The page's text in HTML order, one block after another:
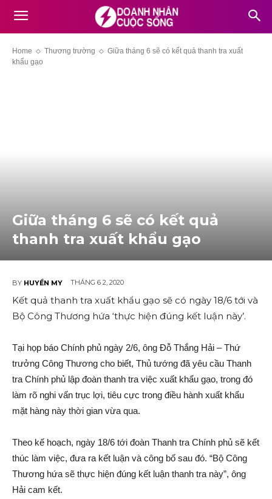
Home Thương trường
Giữa tháng 6 sẽ có kết quả thanh tra xuất
khẩu gạo
Giữa tháng 6 sẽ có kết quả
thanh tra xuất khẩu gạo
BY HUYỀN MY THÁNG 6 2, 2020
Kết quả thanh tra xuất khẩu gạo sẽ có ngày 18/6 tới và
Bộ Công Thương hứa ‘thực hiện đúng kết luận này’.
Tại họp báo Chính phủ ngày 2/6, ông Đỗ Thắng Hải – Thứ
trưởng Công Thương cho biết, Thủ tướng đã yêu cầu Thanh
tra Chính phủ lập đoàn thanh tra việc xuất khẩu gạo, trong đó
làm rõ nghi vấn trục lợi, tiêu cực trong điều hành xuất khẩu
mặt hàng này thời gian vừa qua.
Theo kế hoạch, ngày 18/6 tới đoàn Thanh tra Chính phủ sẽ kết
thúc làm việc, đưa ra kết luận và công bố sau đó. “Bộ Công
Thương hứa sẽ thực hiện đúng kết luận thanh tra này”, ông
Hải cam kết.